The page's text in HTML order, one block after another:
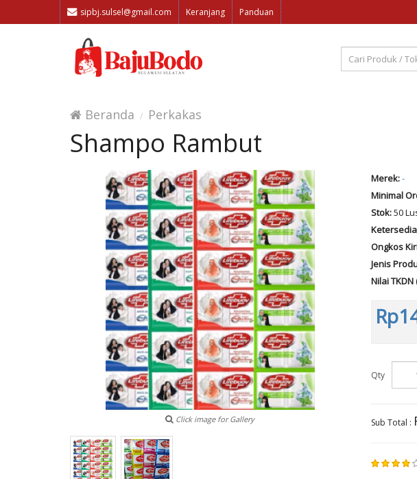
sipbj.sulsel@gmail.com Keranjang Panduan
Beranda Perkakas
Shampo Rambut
Click image for Gallery
Merek:-
Minimal
Stok:50
Ongkos
Jenis
Nilai TKDN
Qty
Sub Total :